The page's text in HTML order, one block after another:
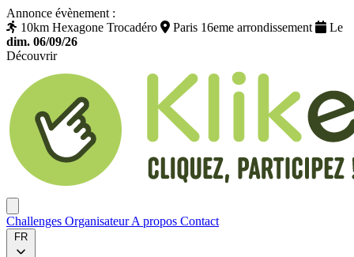
Annonce évènement :
10km Hexagone Trocadéro
Paris 16eme arrondissement
Le
dim. 06/09/26
Découvrir
Challenges OrganisateurA propos Contact
FR